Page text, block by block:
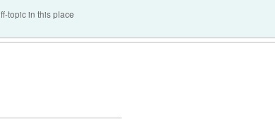
topic in this place